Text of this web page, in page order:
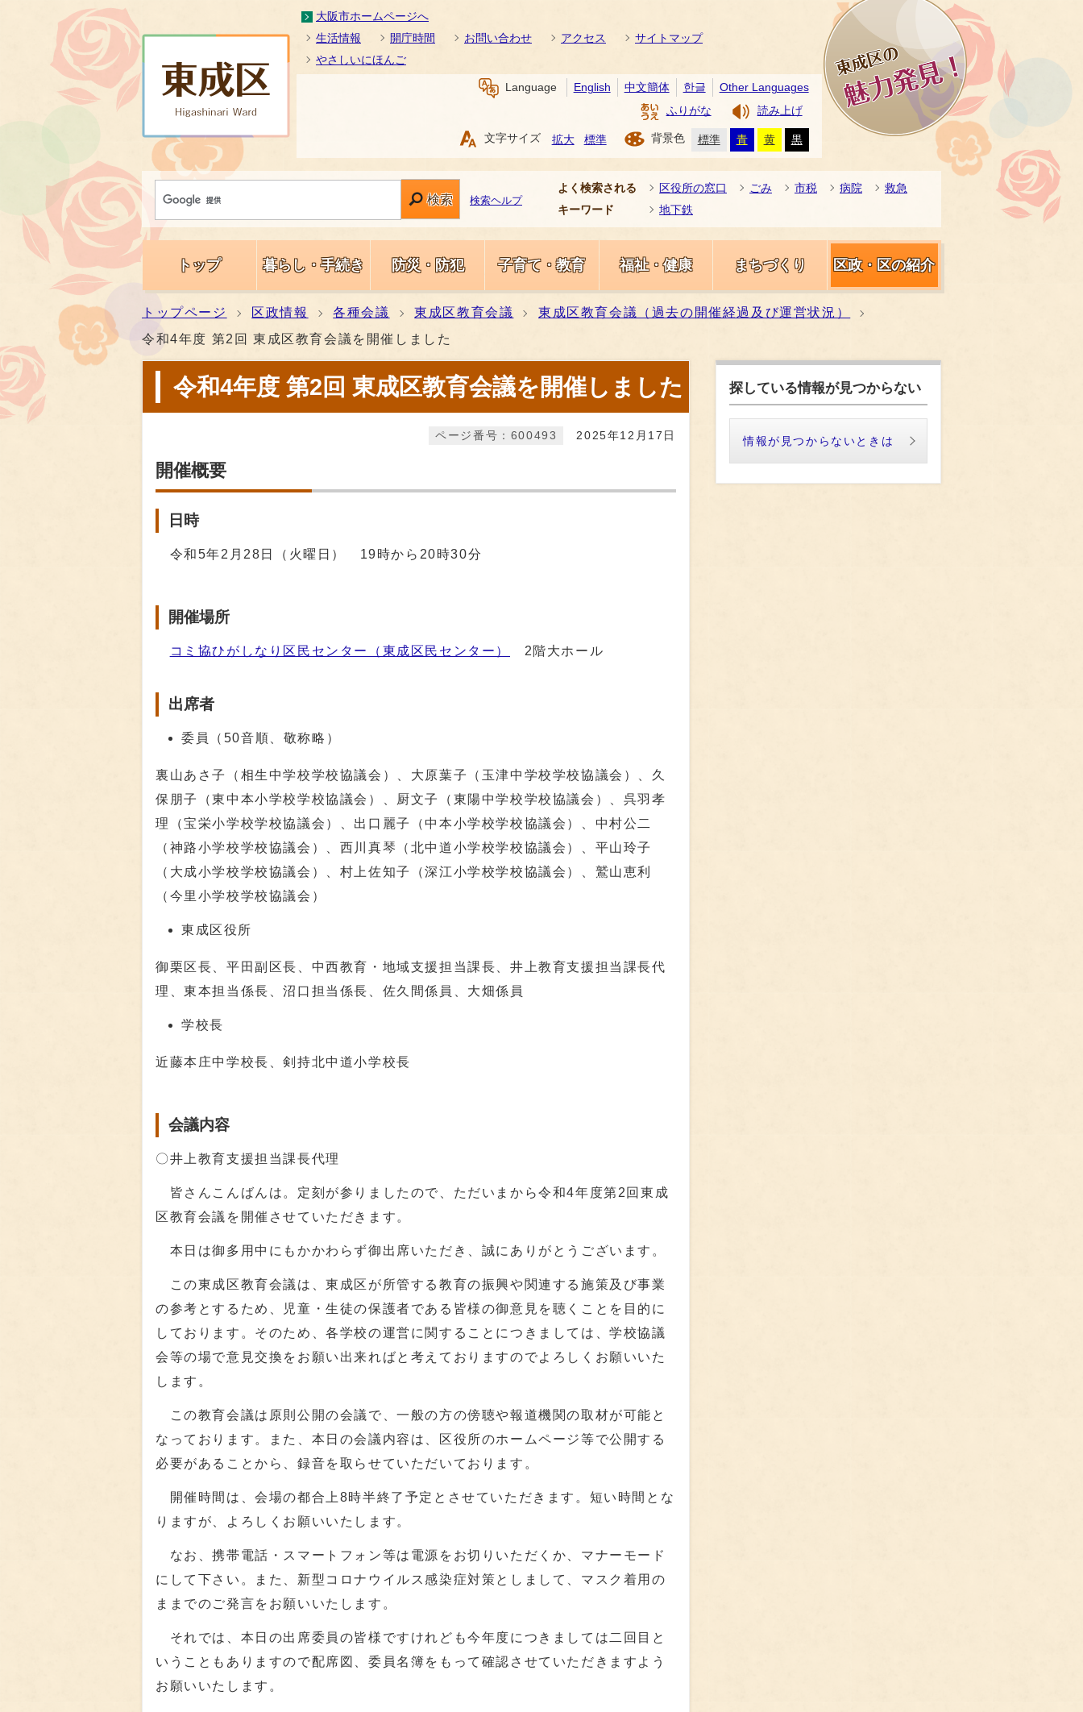
大阪市ホームページへ
生活情報
開庁時間 お問い合わせ アクセス
サイトマップ
やさしいにほんご
Language English 中文簡体 한글
Other Languages
ふりがな
読み上げ
文字サイズ 拡大 標準 背景色 標準 青 黄 黒
検索 検索ヘルプ
よく検索される
キーワード
区役所の窓口 ごみ 市税 病院
救急
地下鉄
トップ 暮らし・手続き 防災・防犯 子育て・教育 福祉・健康 まちづくり 区政・区の紹介
トップページ 区政情報 各種会議 東成区教育会議
東成区教育会議（過去の開催経過及び運営状況）
令和4年度 第2回 東成区教育会議を開催しました
令和4年度 第2回 東成区教育会議を開催しました
2025年12月17日
ページ番号：600493
開催概要
日時
令和5年2月28日（火曜日） 19時から20時30分
開催場所
コミ協ひがしなり区民センター（東成区民センター） 2階大ホール
出席者
委員（50音順、敬称略）
裏山あさ子（相生中学校学校協議会）、大原葉子（玉津中学校学校協議会）、久
保朋子（東中本小学校学校協議会）、厨文子（東陽中学校学校協議会）、呉羽孝
理（宝栄小学校学校協議会）、出口麗子（中本小学校学校協議会）、中村公二
（神路小学校学校協議会）、西川真琴（北中道小学校学校協議会）、平山玲子
（大成小学校学校協議会）、村上佐知子（深江小学校学校協議会）、鷲山恵利
（今里小学校学校協議会）
東成区役所
御栗区長、平田副区長、中西教育・地域支援担当課長、井上教育支援担当課長代
理、東本担当係長、沼口担当係長、佐久間係員、大畑係員
学校長
近藤本庄中学校長、剣持北中道小学校長
会議内容
〇井上教育支援担当課長代理
皆さんこんばんは。定刻が参りましたので、ただいまから令和4年度第2回東成
区教育会議を開催させていただきます。
本日は御多用中にもかかわらず御出席いただき、誠にありがとうございます。
この東成区教育会議は、東成区が所管する教育の振興や関連する施策及び事業
の参考とするため、児童・生徒の保護者である皆様の御意見を聴くことを目的に
しております。そのため、各学校の運営に関することにつきましては、学校協議
会等の場で意見交換をお願い出来ればと考えておりますのでよろしくお願いいた
します。
この教育会議は原則公開の会議で、一般の方の傍聴や報道機関の取材が可能と
なっております。また、本日の会議内容は、区役所のホームページ等で公開する
必要があることから、録音を取らせていただいております。
開催時間は、会場の都合上8時半終了予定とさせていただきます。短い時間とな
りますが、よろしくお願いいたします。
なお、携帯電話・スマートフォン等は電源をお切りいただくか、マナーモード
にして下さい。また、新型コロナウイルス感染症対策としまして、マスク着用の
ままでのご発言をお願いいたします。
それでは、本日の出席委員の皆様ですけれども今年度につきましては二回目と
いうこともありますので配席図、委員名簿をもって確認させていただきますよう
お願いいたします。
探している情報が見つからない
情報が見つからないときは